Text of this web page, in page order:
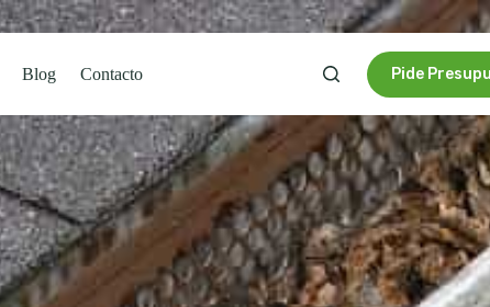
Blog Contacto Pide